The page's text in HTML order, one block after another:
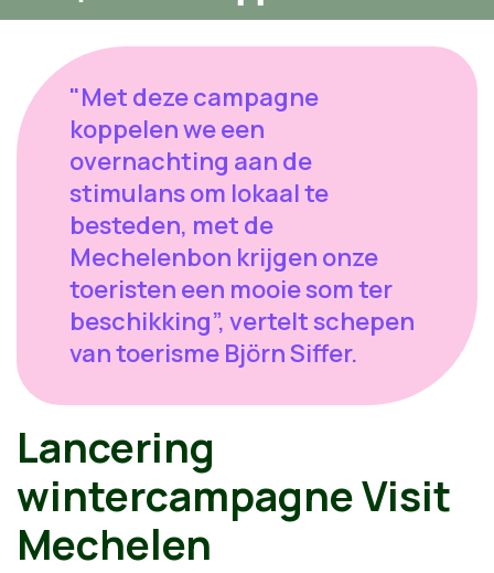
"Met deze campagne
koppelen we een
overnachting aan de
stimulans om lokaal te
besteden, met de
Mechelenbon krijgen onze
toeristen een mooie som ter
beschikking”, vertelt schepen
van toerisme Björn Siffer.
Lancering
wintercampagne Visit
Mechelen